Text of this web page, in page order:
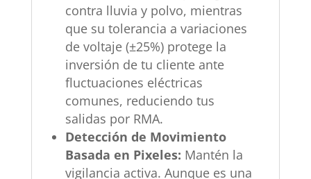
contra lluvia y polvo, mientras
que su tolerancia a variaciones
de voltaje (±25%) protege la
inversión de tu cliente ante
fluctuaciones eléctricas
comunes, reduciendo tus
salidas por RMA.
Detección de Movimiento
Basada en Pixeles: Mantén la
vigilancia activa. Aunque es una